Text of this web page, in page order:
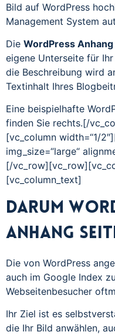
Bild auf WordPress
Management System
Die WordPress Anhang
eigene Unterseite für
die Beschreibung wird
Textinhalt Ihres
Eine beispielhafte
finden Sie rechts.[/
[vc_column width=“1/
img_size=“large“
[/
[vc_column_text]
Darum
Anhang
Die von WordPress
auch im Google Index
Webseitenbesucher
Ihr Ziel ist es
die Ihr Bild anwählen,